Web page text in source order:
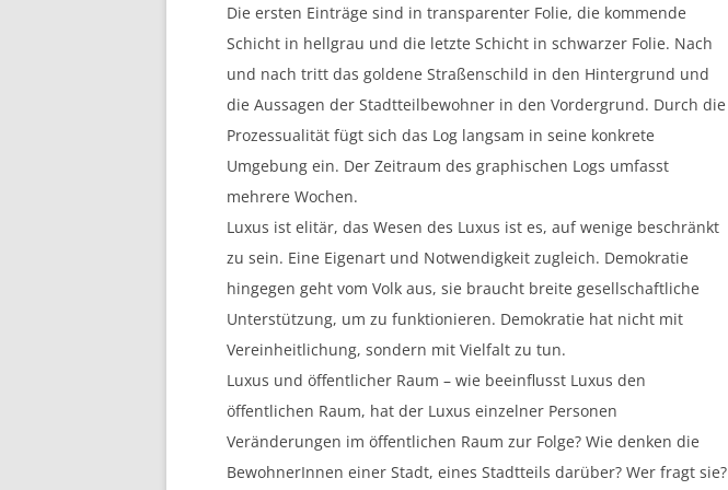
Die ersten Einträge sind in transparenter Folie, die kommende
Schicht in hellgrau und die letzte Schicht in schwarzer Folie. Nach
und nach tritt das goldene Straßenschild in den Hintergrund und
die Aussagen der Stadtteilbewohner in den Vordergrund. Durch die
Prozessualität fügt sich das Log langsam in seine konkrete
Umgebung ein. Der Zeitraum des graphischen Logs umfasst
mehrere Wochen.
Luxus ist elitär, das Wesen des Luxus ist es, auf wenige beschränkt
zu sein. Eine Eigenart und Notwendigkeit zugleich. Demokratie
hingegen geht vom Volk aus, sie braucht breite gesellschaftliche
Unterstützung, um zu funktionieren. Demokratie hat nicht mit
Vereinheitlichung, sondern mit Vielfalt zu tun.
Luxus und öffentlicher Raum – wie beeinflusst Luxus den
öffentlichen Raum, hat der Luxus einzelner Personen
Veränderungen im öffentlichen Raum zur Folge? Wie denken die
BewohnerInnen einer Stadt, eines Stadtteils darüber? Wer fragt sie?